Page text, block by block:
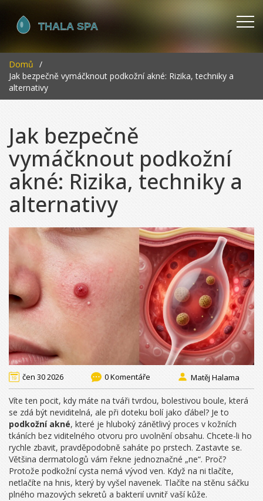
Domů
Jak bezpečně vymáčknout podkožní akné: Rizika, techniky a
alternativy
Jak bezpečně
vymáčknout podkožní
akné: Rizika, techniky a
alternativy
čen 30 2026 0 Komentáře Matěj Halama
Víte ten pocit, kdy máte na tváři tvrdou, bolestivou boule, která
se zdá být neviditelná, ale při doteku bolí jako ďábel? Je to
podkožní akné, které je hluboký zánětlivý proces v kožních
tkáních bez viditelného otvoru pro uvolnění obsahu. Chcete-li ho
rychle zbavit, pravděpodobně saháte po prstech. Zastavte se.
Většina dermatologů vám řekne jednoznačné „ne“. Proč?
Protože podkožní cysta nemá vývod ven. Když na ni tlačíte,
netlačíte na hnis, který by vyšel navenek. Tlačíte na stěnu sáčku
plného mazových sekretů a bakterií uvnitř vaší kůže.